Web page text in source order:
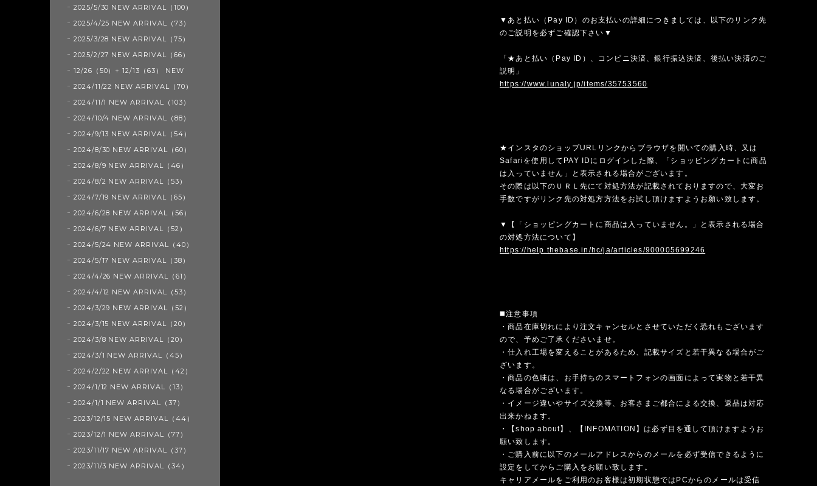
▼あと払い（Pay ID）のお支払いの詳細につきましては、以下のリンク先
のご説明を必ずご確認下さい▼
「★あと払い（Pay ID）、コンビニ決済、銀行振込決済、後払い決済のご
説明」
https://www.lunaly.jp/items/35753560
★インスタのショップURLリンクからブラウザを開いての購入時、又は
Safariを使用してPAY IDにログインした際、「ショッピングカートに商品
は入っていません」と表示される場合がございます。
その際は以下のＵＲＬ先にて対処方法が記載されておりますので、大変お
手数ですがリンク先の対処方方法をお試し頂けますようお願い致します。
▼【「ショッピングカートに商品は入っていません。」と表示される場合
の対処方法について】
https://help.thebase.in/hc/ja/articles/900005699246
◼️注意事項
・商品在庫切れにより注文キャンセルとさせていただく恐れもございます
ので、予めご了承くださいませ。
・仕入れ工場を変えることがあるため、記載サイズと若干異なる場合がご
ざいます。
・商品の色味は、お手持ちのスマートフォンの画面によって実物と若干異
なる場合がございます。
・イメージ違いやサイズ交換等、お客さまご都合による交換、返品は対応
出来かねます。
・【shop about】、【INFOMATION】は必ず目を通して頂けますようお
願い致します。
・ご購入前に以下のメールアドレスからのメールを必ず受信できるように
設定をしてからご購入をお願い致します。
キャリアメールをご利用のお客様は初期状態ではPCからのメールは受信
2025/5/30 NEW ARRIVAL（100）
2025/4/25 NEW ARRIVAL（73）
2025/3/28 NEW ARRIVAL（75）
2025/2/27 NEW ARRIVAL（66）
12/26（50）+ 12/13（63） NEW
2024/11/22 NEW ARRIVAL（70）
2024/11/1 NEW ARRIVAL（103）
2024/10/4 NEW ARRIVAL（88）
2024/9/13 NEW ARRIVAL（54）
2024/8/30 NEW ARRIVAL（60）
2024/8/9 NEW ARRIVAL（46）
2024/8/2 NEW ARRIVAL（53）
2024/7/19 NEW ARRIVAL（65）
2024/6/28 NEW ARRIVAL（56）
2024/6/7 NEW ARRIVAL（52）
2024/5/24 NEW ARRIVAL（40）
2024/5/17 NEW ARRIVAL（38）
2024/4/26 NEW ARRIVAL（61）
2024/4/12 NEW ARRIVAL（53）
2024/3/29 NEW ARRIVAL（52）
2024/3/15 NEW ARRIVAL（20）
2024/3/8 NEW ARRIVAL（20）
2024/3/1 NEW ARRIVAL（45）
2024/2/22 NEW ARRIVAL（42）
2024/1/12 NEW ARRIVAL（13）
2024/1/1 NEW ARRIVAL（37）
2023/12/15 NEW ARRIVAL（44）
2023/12/1 NEW ARRIVAL（77）
2023/11/17 NEW ARRIVAL（37）
2023/11/3 NEW ARRIVAL（34）